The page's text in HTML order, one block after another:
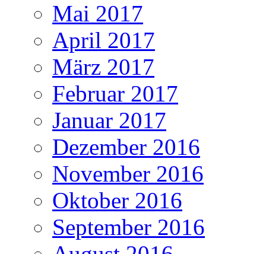
Mai 2017
April 2017
März 2017
Februar 2017
Januar 2017
Dezember 2016
November 2016
Oktober 2016
September 2016